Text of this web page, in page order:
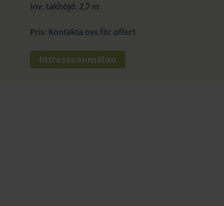
Inv. takhöjd: 2,7 m
Pris: Kontakta oss för offert
Intresseanmälan